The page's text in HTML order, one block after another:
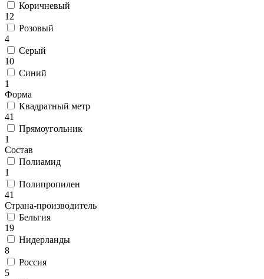
ковры
цвету
Желтый
Коричневый
Коричневый
12
Розовый
4
Серый
10
Синий
1
Форма
Квадратный метр
41
Прямоугольник
1
Состав
Полиамид
1
Полипропилен
41
Страна-производитель
Бельгия
19
Нидерланды
8
Россия
5